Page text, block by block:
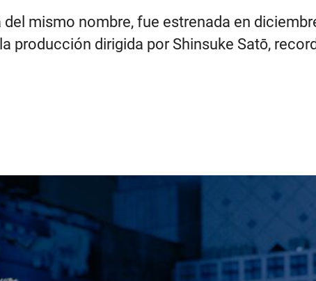
mismo nombre, fue estrenada en
producción dirigida por Shinsuke Satō,